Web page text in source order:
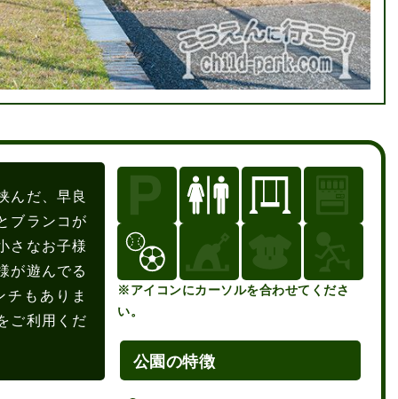
んだ、早良
ブランコが
さなお子様
が遊んでる
もありま
ご利用くだ
※アイコンにカーソルを合わせてくださ
い。
公園の特徴